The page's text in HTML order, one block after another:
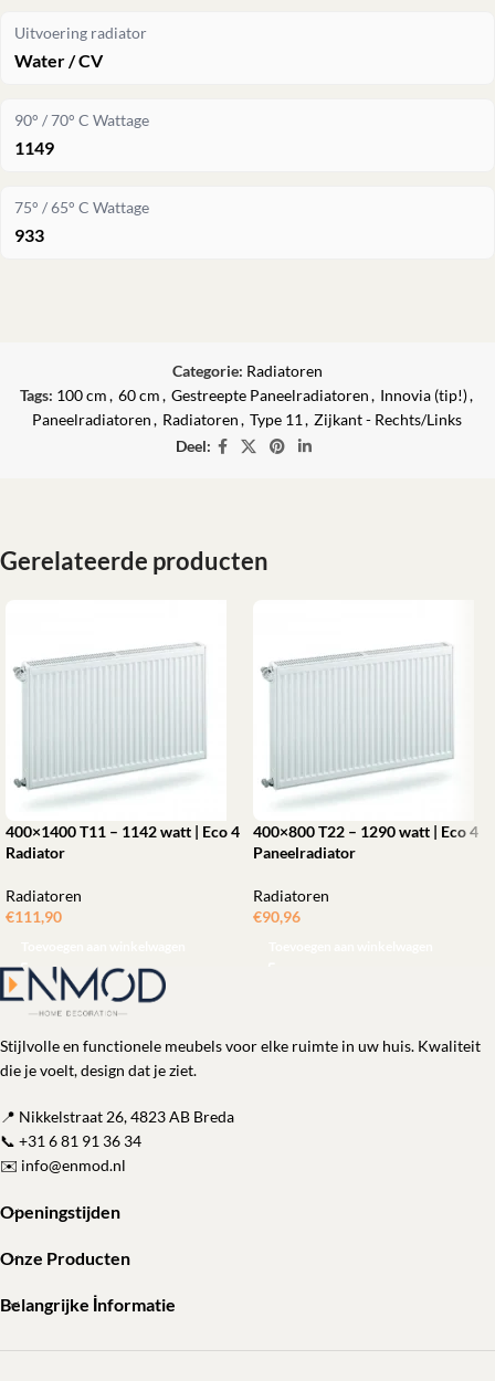
Uitvoering radiator
Water / CV
90° / 70° C Wattage
1149
75° / 65° C Wattage
933
Categorie: Radiatoren
Tags: 100 cm, 60 cm, Gestreepte Paneelradiatoren, Innovia (tip!),
Paneelradiatoren , Radiatoren , Type 11 , Zijkant - Rechts/Links
Deel:
Gerelateerde producten
400×1400 T11 – 1142 watt | Eco 4
Radiator
Radiatoren
€111,90
400×800 T22 – 1290 watt | Eco 4
Paneelradiator
Radiatoren
€90,96
Stijlvolle en functionele meubels voor elke ruimte in uw huis. Kwaliteit
die je voelt, design dat je ziet.
📍 Nikkelstraat 26, 4823 AB Breda
📞 +31 6 81 91 36 34
✉️ info@enmod.nl
Openingstijden
Onze Producten
Belangrijke İnformatie